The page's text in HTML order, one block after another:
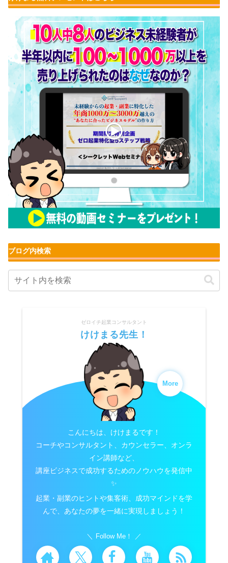
ブログ内検索
ゼロイチ起業コンサルタント
けけまる先生！
More
こんにちは、けけまるです！
コーチやコンサルタント、カウンセラー、オンラ
イン講師など、
講座ビジネスで成功するためのノウハウを発信中
✨
起業・副業のヒントや集客術、成功マインドを学
んで、あなたの夢を一緒に実現しましょう！
Follow Me！